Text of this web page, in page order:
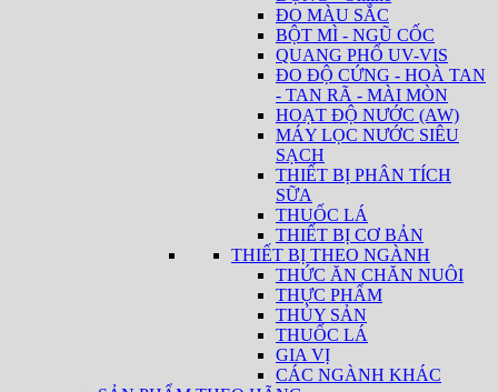
ĐO MÀU SẮC
BỘT MÌ - NGŨ CỐC
QUANG PHỔ UV-VIS
ĐO ĐỘ CỨNG - HOÀ TAN
- TAN RÃ - MÀI MÒN
HOẠT ĐỘ NƯỚC (AW)
MÁY LỌC NƯỚC SIÊU
SẠCH
THIẾT BỊ PHÂN TÍCH
SỮA
THUỐC LÁ
THIẾT BỊ CƠ BẢN
THIẾT BỊ THEO NGÀNH
THỨC ĂN CHĂN NUÔI
THỰC PHẨM
THỦY SẢN
THUỐC LÁ
GIA VỊ
CÁC NGÀNH KHÁC